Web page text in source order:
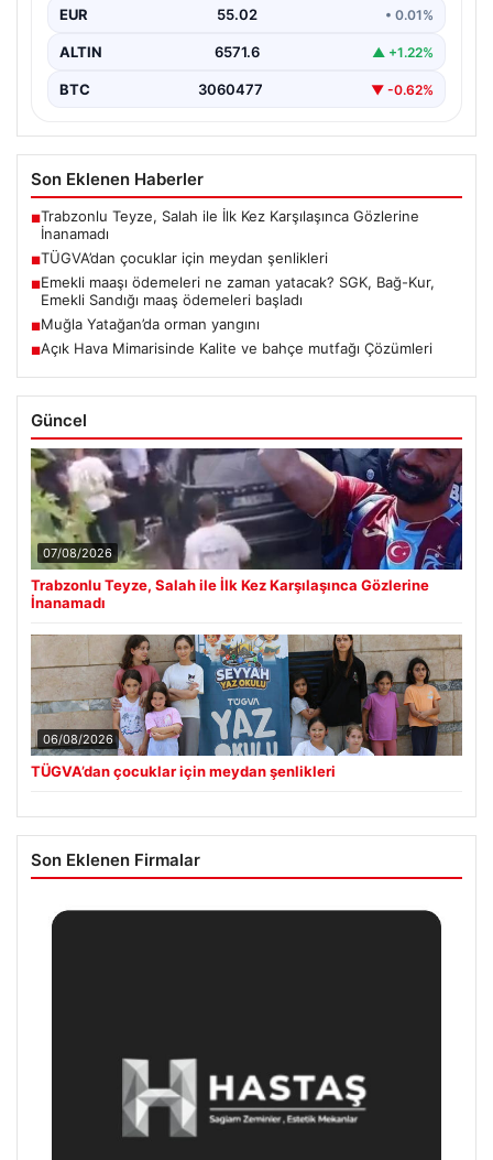
EUR 55.02 • 0.01%
ALTIN 6571.6 ▲ +1.22%
BTC 3060477 ▼ -0.62%
Son Eklenen Haberler
■Trabzonlu Teyze, Salah ile İlk Kez Karşılaşınca Gözlerine
İnanamadı
■TÜGVA’dan çocuklar için meydan şenlikleri
■Emekli maaşı ödemeleri ne zaman yatacak? SGK, Bağ-Kur,
Emekli Sandığı maaş ödemeleri başladı
■Muğla Yatağan’da orman yangını
■Açık Hava Mimarisinde Kalite ve bahçe mutfağı Çözümleri
Güncel
07/08/2026
Trabzonlu Teyze, Salah ile İlk Kez Karşılaşınca Gözlerine
İnanamadı
06/08/2026
TÜGVA’dan çocuklar için meydan şenlikleri
Son Eklenen Firmalar